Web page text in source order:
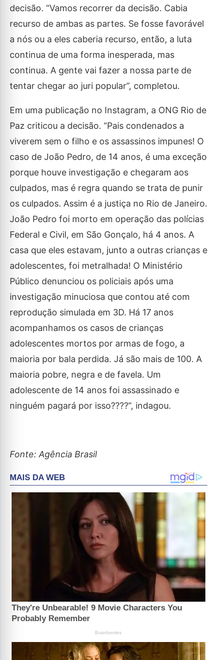
decisão. “Vamos recorrer da decisão. Cabia
recurso de ambas as partes. Se fosse favorável
a nós ou a eles caberia recurso, então, a luta
continua de uma forma inesperada, mas
continua. A gente vai fazer a nossa parte de
tentar chegar ao juri popular”, completou.
Em uma publicação no Instagram, a ONG Rio de
Paz criticou a decisão. “Pais condenados a
viverem sem o filho e os assassinos impunes! O
caso de João Pedro, de 14 anos, é uma exceção
porque houve investigação e chegaram aos
culpados, mas é regra quando se trata de punir
os culpados. Assim é a justiça no Rio de Janeiro.
João Pedro foi morto em operação das polícias
Federal e Civil, em São Gonçalo, há 4 anos. A
casa que eles estavam, junto a outras crianças e
adolescentes, foi metralhada! O Ministério
Público denunciou os policiais após uma
investigação minuciosa que contou até com
reprodução simulada em 3D. Há 17 anos
acompanhamos os casos de crianças
adolescentes mortos por armas de fogo, a
maioria por bala perdida. Já são mais de 100. A
maioria pobre, negra e de favela. Um
adolescente de 14 anos foi assassinado e
ninguém pagará por isso????”, indagou.
Fonte: Agência Brasil